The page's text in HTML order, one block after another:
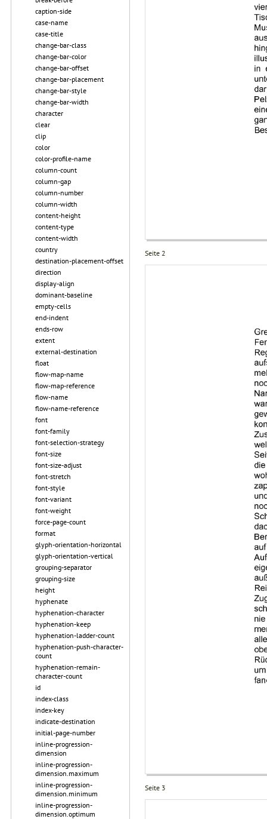
caption-side
case-name
case-title
change-bar-class
change-bar-color
change-bar-offset
change-bar-placement
change-bar-style
change-bar-width
character
clear
clip
color
color-profile-name
column-count
column-gap
column-number
column-width
content-height
content-type
content-width
country
destination-placement-offset
direction
display-align
dominant-baseline
empty-cells
end-indent
ends-row
extent
external-destination
float
flow-map-name
flow-map-reference
flow-name
flow-name-reference
font
font-family
font-selection-strategy
font-size
font-size-adjust
font-stretch
font-style
font-variant
font-weight
force-page-count
format
glyph-orientation-horizontal
glyph-orientation-vertical
grouping-separator
grouping-size
height
hyphenate
hyphenation-character
hyphenation-keep
hyphenation-ladder-count
hyphenation-push-character-
count
hyphenation-remain-
character-count
id
index-class
index-key
indicate-destination
initial-page-number
inline-progression-
dimension
inline-progression-
dimension.maximum
inline-progression-
dimension.minimum
inline-progression-
dimension.optimum
Seite 2
Seite 3